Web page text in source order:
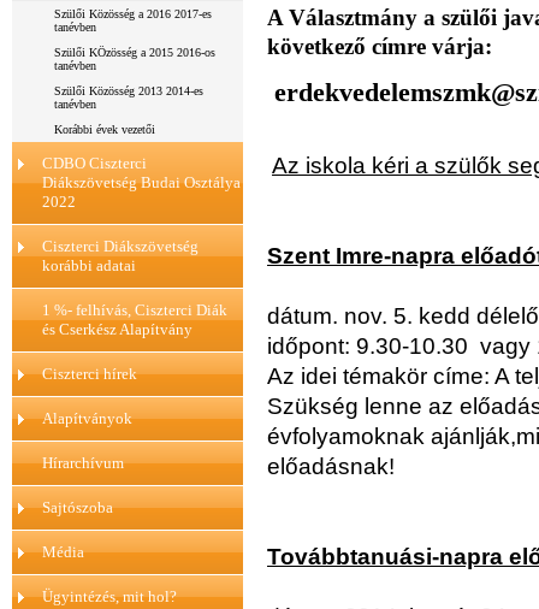
Szülői Közösség a 2016 2017-es
tanévben
Szülői KÖzösség a 2015 2016-os
tanévben
Szülői Közösség 2013 2014-es
tanévben
Korábbi évek vezetői
CDBO Ciszterci
Diákszövetség Budai Osztálya
2022
Ciszterci Diákszövetség
korábbi adatai
1 %- felhívás, Ciszterci Diák
és Cserkész Alapítvány
Ciszterci hírek
Alapítványok
Hírarchívum
Sajtószoba
Média
Ügyintézés, mit hol?
A Választmány a szülői
következő címre várja:
Az iskola kéri a szülők
Szent Imre-napra
dátum. nov. 5. kedd
időpont: 9.30-10.30 vagy
Az idei témakör címe: A
Szükség lenne az
évfolyamoknak
előadásnak!
Továbbtanuási-napra